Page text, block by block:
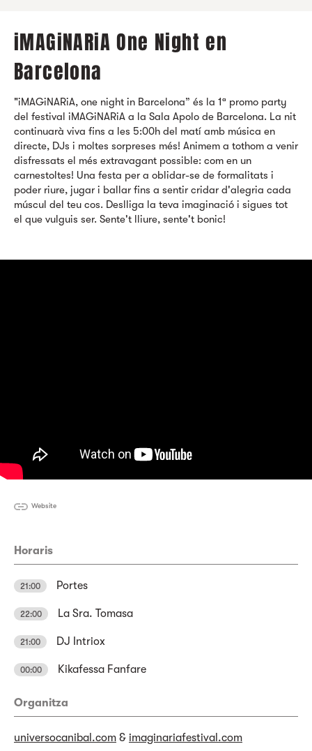
iMAGiNARiA One Night en
Barcelona
"iMAGiNARiA, one night in Barcelona” és la 1ª promo party
del festival iMAGiNARiA a la Sala Apolo de Barcelona. La nit
continuarà viva fins a les 5:00h del matí amb música en
directe, DJs i moltes sorpreses més! Animem a tothom a venir
disfressats el més extravagant possible: com en un
carnestoltes! Una festa per a oblidar-se de formalitats i
poder riure, jugar i ballar fins a sentir cridar d'alegria cada
múscul del teu cos. Deslliga la teva imaginació i sigues tot
el que vulguis ser. Sente't lliure, sente't bonic!
Website
Horaris
21:00 Portes
22:00 La Sra. Tomasa
21:00 DJ Intriox
00:00 Kikafessa Fanfare
Organitza
universocanibal.com & imaginariafestival.com